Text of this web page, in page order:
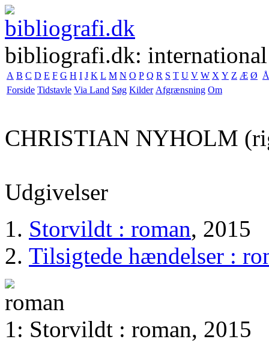
bibliografi.dk:
A B C D E F G H I J K L M N O P Q R S T U V W X Y Z Æ Ø Å
Forside Tidstavle Via Land Søg Kilder Afgrænsning Om
CHRISTIAN NYHOLM
Udgivelser
Storvildt : roman, 2015
Tilsigtede hændelser :
1: Storvildt : roman, 2015